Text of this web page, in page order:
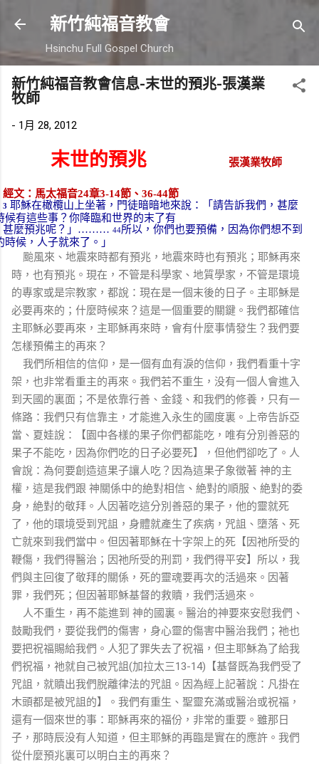
跳到主要內容
新竹純福音教會
Hsinchu Full Gospel Church
新竹純福音教會信息-末世的預兆-張漢業
牧師
- 1月 28, 2012
末世的預兆 張漢業牧師
經文：馬太福音24章3-14節、 36-44節
3 耶穌在橄欖山上坐著，門徒暗暗地來說：「請告訴我們，甚麼
候有這些事？你降臨和世界的末了有
甚麼預兆呢？」 ……… 44所以，你們也要預備，因為你們想不到
時候，人子就來了。」
颱風來、地震來時都有預兆，地震來時也有預兆；耶穌再來
時，也有預兆。現在，不管是科學家、地質學家，不管是環境
的專家或是宗教家，都說：現在是一個末後的日子。主耶穌是
必要再來的；什麼時候來？這是一個重要的關鍵。我們都確信
主耶穌必要再來，主耶穌再來時，會有什麼事情發生？我們要
怎樣預備主的再來？
我們所相信的信仰，是一個有血有淚的信仰，我們看重十字
架，也非常看重主的再來。我們若不重生，没有一個人會進入
到天國的裏面；不是依靠行善、金錢、和我們的修養，只有一
條路：我們只有信靠主，才能進入永生的國度裏。上帝告訴亞
當、夏娃說：【園中各樣的果子你們都能吃，唯有分別善惡的
果子不能吃，因為你們吃的日子必要死】，但他們卻吃了。人
會說：為何要創造這果子讓人吃？因為這果子象徵著 神的主
權，這是我們跟 神關係中的絶對相信、絶對的順服、絶對的委
身，絶對的敬拜。人因著吃這分別善惡的果子，他的靈就死
了，他的環境受到咒詛，身體就產生了疾病，咒詛、墮落、死
亡就來到我們當中。但因著耶穌在十字架上的死【因祂所受的
鞭傷，我們得醫治；因祂所受的刑罰，我們得平安】所以，我
們與主回復了敬拜的關係，死的靈魂要再次的活過來。因著
罪，我們死；但因著耶穌基督的救贖，我們活過來。
人不重生，再不能進到 神的國裏。醫治的神要來安慰我們、
鼓勵我們，要從我們的傷害，身心靈的傷害中醫治我們；祂也
要把祝福賜給我們。人犯了罪失去了祝福，但主耶穌為了給我
們祝福，祂就自己被咒詛(加拉太三13-14)
【基督既為我們受了
咒詛，就贖出我們脫離律法的咒詛。因為經上記著說：凡掛在
木頭都是被咒詛的】。我們有重生、聖靈充滿或醫治或祝福，
還有一個來世的事：耶穌再來的福份，非常的重要。雖那日
子，那時辰没有人知道，但主耶穌的再臨是實在的應許。我們
從什麼預兆裏可以明白主的再來？